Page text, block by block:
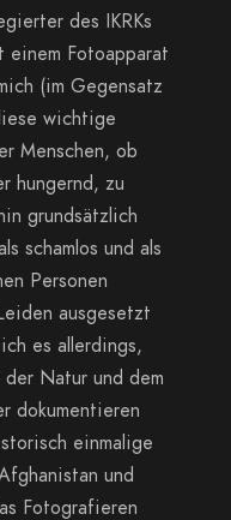
des IKRKs
Fotoapparat
(im Gegensatz
wichtige
Menschen, ob
hungernd, zu
grundsätzlich
schamlos und als
Personen
ausgesetzt
es allerdings,
Natur und dem
dokumentieren
einmalige
und
Fotografieren